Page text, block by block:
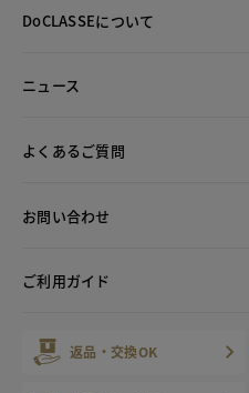
DoCLASSEについて
ニュース
よくあるご質問
お問い合わせ
ご利用ガイド
返品・交換OK